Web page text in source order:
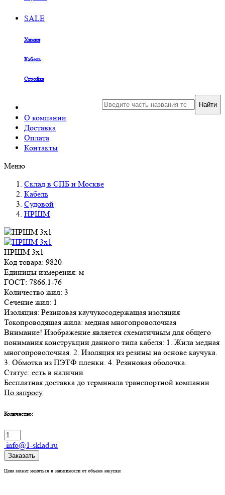
SALE
Химия
Кабель
Стройка
О компании
Доставка
Оплата
Контакты
Найти
Меню
Склад в СПБ и Москве
Кабель
Судовой
НРШМ
НРШМ 3х1
Код товара: 9820
Единицы измерения: м
ГОСТ: 7866.1-76
Количество жил: 3
Сечение жил: 1
Изоляция: Резиновая каучукосодержащая изоляция
Токопроводящая жила: медная многопроволочная
Внимание! Изображение является схематичным для общего
понимания конструкции данного типа кабеля: 1. Жила медная
многопроволочная. 2. Изоляция из резины на основе каучука.
3. Обмотка из ПЭТФ пленки. 4. Резиновая оболочка.
Статус: есть в наличии
Бесплатная доставка до терминала транспортной компании
По запросу
Количество:
info@1-sklad.ru
Заказать
Цена может меняться в зависимости от объема закупки